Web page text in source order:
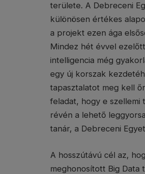
területe. A Debreceni
különösen értékes
a projekt ezen ága
Mindez hét évvel
intelligencia még
egy új korszak
tapasztalatot meg kell
feladat, hogy e
révén a lehető
tanár, a Debreceni
A hosszútávú cél az,
meghonosított Big